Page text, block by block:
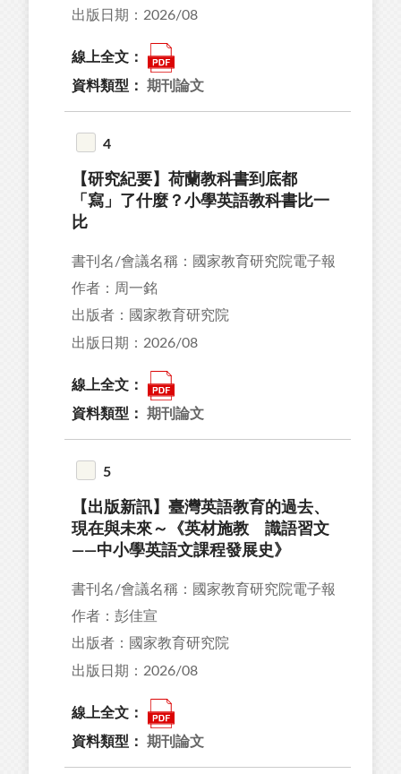
出版日期：2026/08
線上全文：
資料類型： 期刊論文
4
【研究紀要】荷蘭教科書到底都
「寫」了什麼？小學英語教科書比一
比
書刊名/會議名稱：國家教育研究院電子報
作者：周一銘
出版者：國家教育研究院
出版日期：2026/08
線上全文：
資料類型： 期刊論文
5
【出版新訊】臺灣英語教育的過去、
現在與未來～《英材施教 識語習文
——中小學英語文課程發展史》
書刊名/會議名稱：國家教育研究院電子報
作者：彭佳宣
出版者：國家教育研究院
出版日期：2026/08
線上全文：
資料類型： 期刊論文